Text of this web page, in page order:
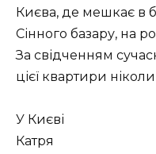
Києва, де мешкає в
Сінного базару, на
За свідченням
цієї квартири
У Києві
Катря